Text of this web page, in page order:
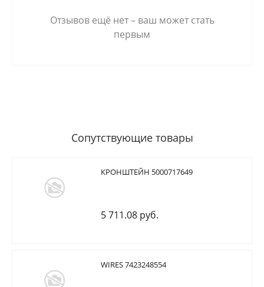
Отзывов ещё нет – ваш может стать
первым
Сопутствующие товары
КРОНШТЕЙН 5000717649
5 711.08 руб.
WIRES 7423248554